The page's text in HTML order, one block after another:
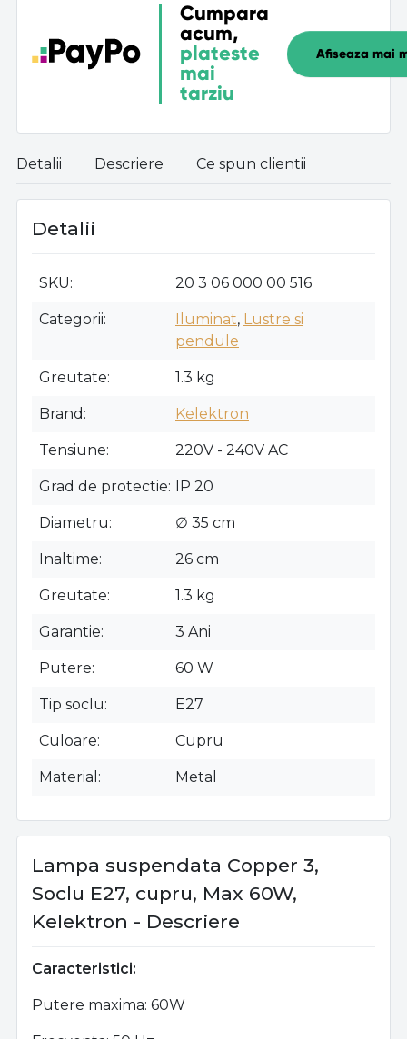
Cumpara
acum,
plateste
mai
tarziu
Afiseaza mai
Detalii Descriere Ce spun clientii
Detalii
SKU 20 3 06 000 00 516
Categorii Iluminat, Lustre si
pendule
Greutate 1.3 kg
Brand Kelektron
Tensiune 220V - 240V AC
Grad de protectie IP 20
Diametru ∅ 35 cm
Inaltime 26 cm
Greutate 1.3 kg
Garantie 3 Ani
Putere 60 W
Tip soclu E27
Culoare Cupru
Material Metal
Lampa suspendata Copper 3,
Soclu E27, cupru, Max 60W,
Kelektron - Descriere
Caracteristici:
Putere maxima: 60W